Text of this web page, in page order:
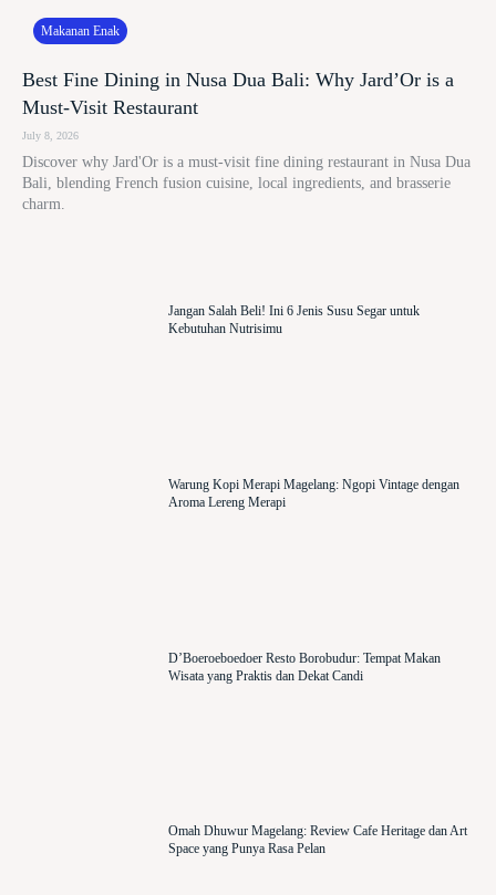
Makanan Enak
Best Fine Dining in Nusa Dua Bali: Why Jard’Or is a
Must-Visit Restaurant
July 8, 2026
Discover why Jard'Or is a must-visit fine dining restaurant in Nusa Dua
Bali, blending French fusion cuisine, local ingredients, and brasserie
charm.
Jangan Salah Beli! Ini 6 Jenis Susu Segar untuk
Kebutuhan Nutrisimu
Warung Kopi Merapi Magelang: Ngopi Vintage dengan
Aroma Lereng Merapi
D’Boeroeboedoer Resto Borobudur: Tempat Makan
Wisata yang Praktis dan Dekat Candi
Omah Dhuwur Magelang: Review Cafe Heritage dan Art
Space yang Punya Rasa Pelan